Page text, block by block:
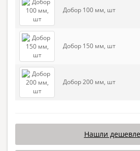
Добор 100 мм, шт
Добор 150 мм, шт
Добор 200 мм, шт
Нашли